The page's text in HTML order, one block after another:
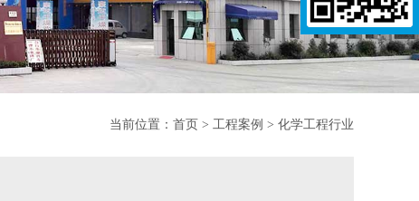
当前位置： 首页 > 工程案例 > 化学工程行业